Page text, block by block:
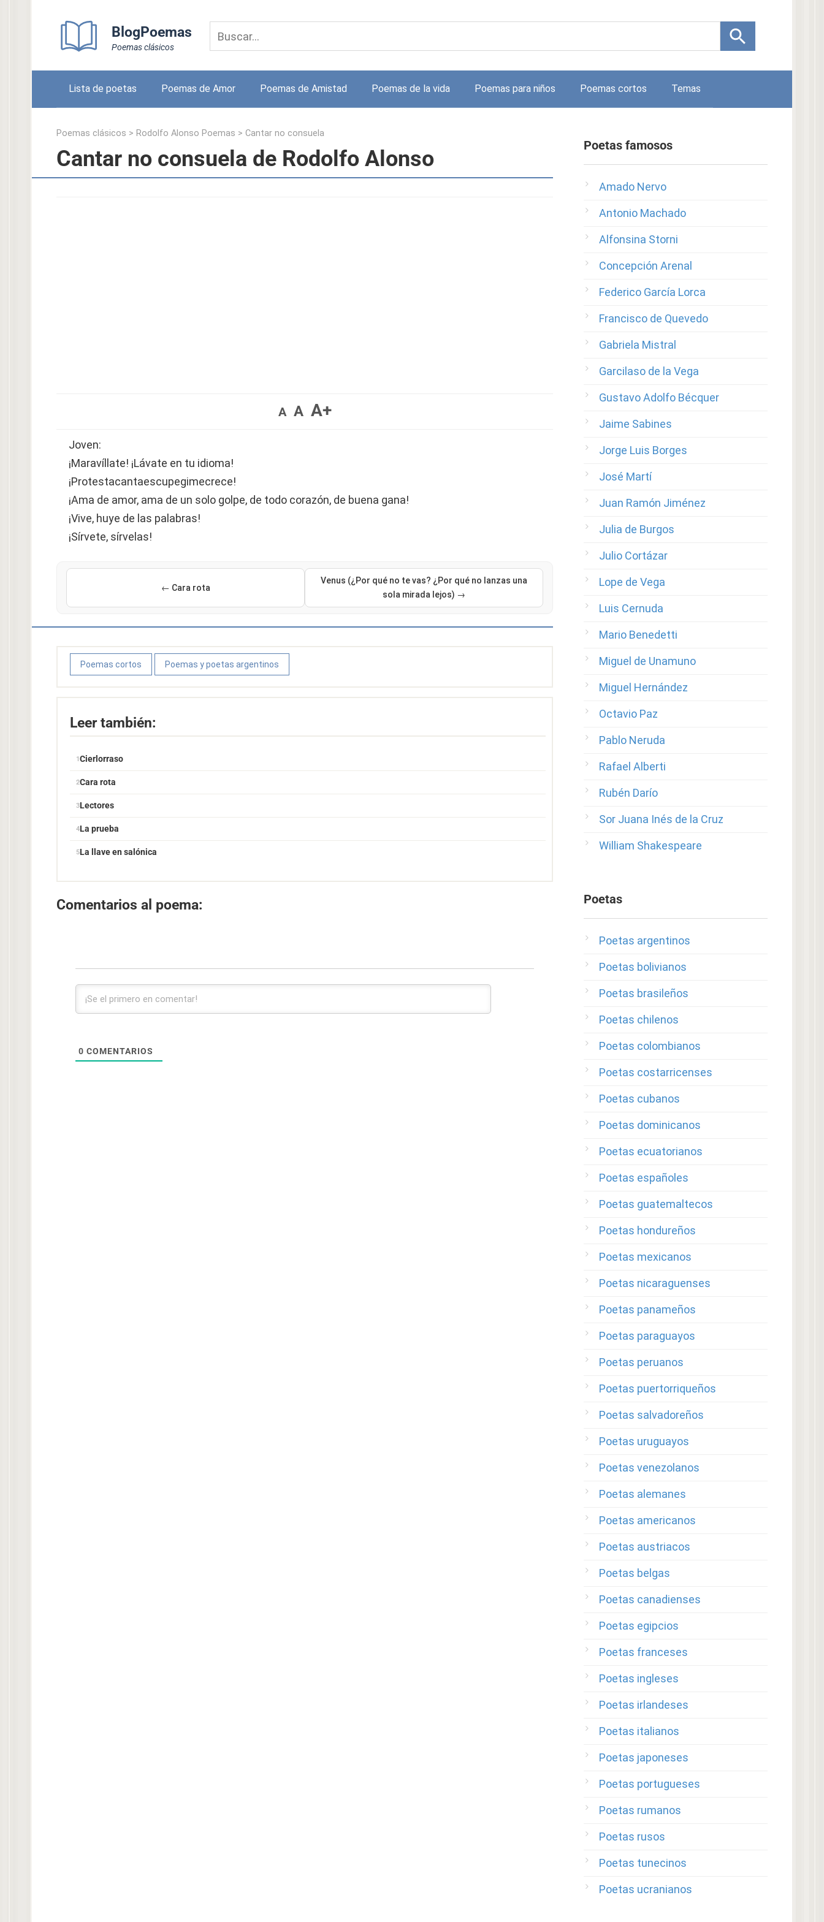
BlogPoemas
Poemas clásicos
Lista de poetas Poemas de Amor Poemas de Amistad Poemas de la vida Poemas para niños Poemas cortos Temas
Poemas clásicos > Rodolfo Alonso Poemas > Cantar no consuela
Cantar no consuela de Rodolfo Alonso
A A A+
Joven:
¡Maravíllate! ¡Lávate en tu idioma!
¡Protestacantaescupegimecrece!
¡Ama de amor, ama de un solo golpe, de todo corazón, de buena gana!
¡Vive, huye de las palabras!
¡Sírvete, sírvelas!
← Cara rota
Venus (¿Por qué no te vas? ¿Por qué no lanzas una
sola mirada lejos) →
Poemas cortos Poemas y poetas argentinos
Leer también:
Cierlorraso
Cara rota
Lectores
La prueba
La llave en salónica
Comentarios al poema:
0 COMENTARIOS
Poetas famosos
Amado Nervo
Antonio Machado
Alfonsina Storni
Concepción Arenal
Federico García Lorca
Francisco de Quevedo
Gabriela Mistral
Garcilaso de la Vega
Gustavo Adolfo Bécquer
Jaime Sabines
Jorge Luis Borges
José Martí
Juan Ramón Jiménez
Julia de Burgos
Julio Cortázar
Lope de Vega
Luis Cernuda
Mario Benedetti
Miguel de Unamuno
Miguel Hernández
Octavio Paz
Pablo Neruda
Rafael Alberti
Rubén Darío
Sor Juana Inés de la Cruz
William Shakespeare
Poetas
Poetas argentinos
Poetas bolivianos
Poetas brasileños
Poetas chilenos
Poetas colombianos
Poetas costarricenses
Poetas cubanos
Poetas dominicanos
Poetas ecuatorianos
Poetas españoles
Poetas guatemaltecos
Poetas hondureños
Poetas mexicanos
Poetas nicaraguenses
Poetas panameños
Poetas paraguayos
Poetas peruanos
Poetas puertorriqueños
Poetas salvadoreños
Poetas uruguayos
Poetas venezolanos
Poetas alemanes
Poetas americanos
Poetas austriacos
Poetas belgas
Poetas canadienses
Poetas egipcios
Poetas franceses
Poetas ingleses
Poetas irlandeses
Poetas italianos
Poetas japoneses
Poetas portugueses
Poetas rumanos
Poetas rusos
Poetas tunecinos
Poetas ucranianos